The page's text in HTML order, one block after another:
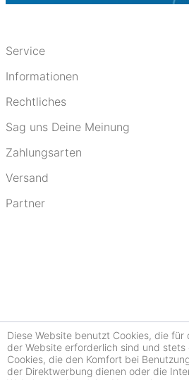
Service
Informationen
Rechtliches
Sag uns Deine Meinung
Zahlungsarten
Versand
Partner
Diese Website benutzt Cookies, die
der Website erforderlich sind und
Cookies, die den Komfort bei
der Direktwerbung dienen oder die